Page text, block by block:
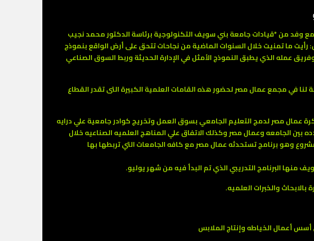
عمال مصر زار المجمع وفد من *قيادات جامعة بني سويف التكنولوجية برئاسة الدكتور محمد نجيب
رأيت ما تمنيت خلال السنوات الماضية من نجاحات تتحق على أرض الواقع بنموذج
عمله الذي يطبق النموذج الأمثل في الإدارة الحديثة وربط السوق الصناعي
في مجمع عمال مصر لحضور هذه القامات العلمية الكبيرة التى تقدر القطاع
عمال مصر لدمج التعليم الجامعي بسوق العمل وتخريج كوادر جامعية علي درايه
بين الجامعه وعمال مصر وكذلك الاتفاق علي المناهج العلميه الصناعيه خلال
وهو برنامج تستحدثه عمال مصر مع كافه الجامعات التي تربطها بها
منها البرنامج التدريبي الذي تم البدأ فيه من شهر يوليو.
والخبرات العلميه.
أعمال الخياطه وإنتاج الملابس